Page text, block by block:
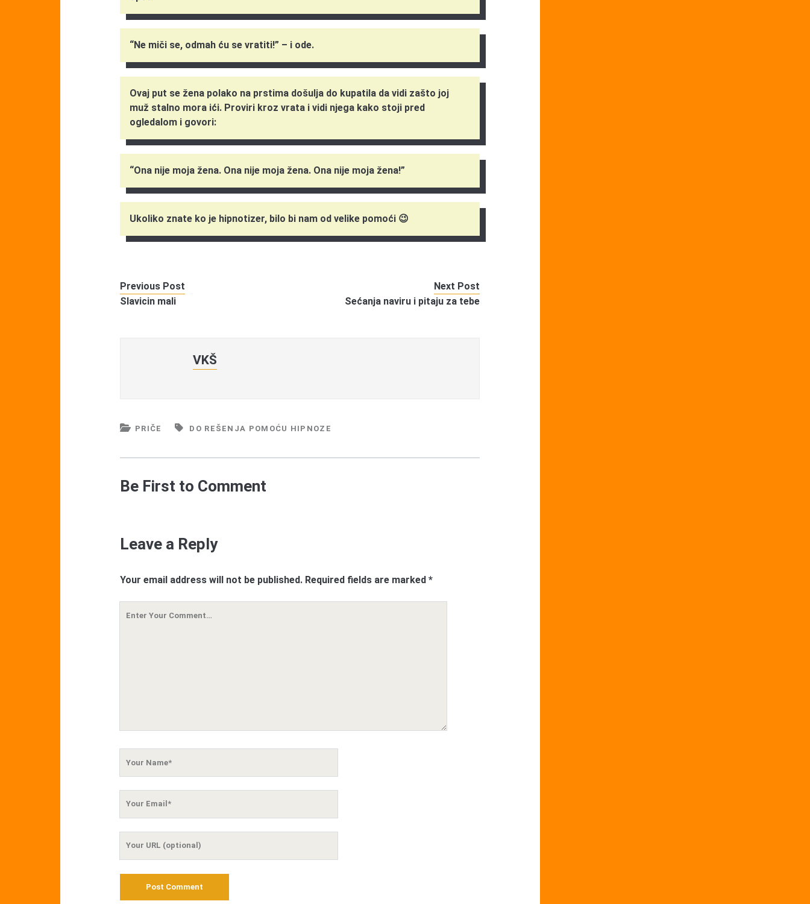
“Ne miči se, odmah ću se vratiti!” – i ode.
Ovaj put se žena polako na prstima došulja do kupatila da vidi zašto joj
muž stalno mora ići. Proviri kroz vrata i vidi njega kako stoji pred
ogledalom i govori:
“Ona nije moja žena. Ona nije moja žena. Ona nije moja žena!”
Ukoliko znate ko je hipnotizer, bilo bi nam od velike pomoći 😉
Previous Post
Slavicin mali
Next Post
Sećanja naviru i pitaju za tebe
VKŠ
PRIČE DO REŠENJA POMOĆU HIPNOZE
Be First to Comment
Leave a Reply
Your email address will not be published. Required fields are marked*